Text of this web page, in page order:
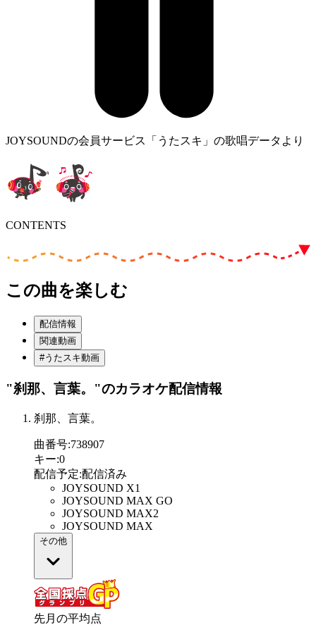
JOYSOUNDの会員サービス「うたスキ」の歌唱データより
CONTENTS
この曲を楽しむ
配信情報
関連動画
#うたスキ動画
"刹那、言葉。"のカラオケ配信情報
刹那、言葉。
曲番号:738907
キー:0
配信予定:配信済み
JOYSOUND X1
JOYSOUND MAX GO
JOYSOUND MAX2
JOYSOUND MAX
その他
先月の平均点